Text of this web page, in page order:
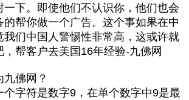
一下。即使他们不认识你，他们也会
帮你做一个广告。这个事如果在中
我们中国人警惕性非常高，这或许就
，帮客户去美国16年经验-九佛网
佛网？
个字符是数字9，在单个数字中9是最